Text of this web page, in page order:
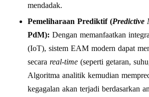
mendadak.
Pemeliharaan Prediktif (Predictive
PdM): Dengan memanfaatkan
(IoT), sistem EAM modern dapat
secara real-time (seperti getaran,
Algoritma analitik kemudian
kegagalan akan terjadi berdasarkan